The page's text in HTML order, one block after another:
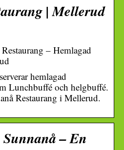
| Mellerud
– Hemlagad
hemlagad
Lunchbuffé och helgbuffé.
Restaurang i Mellerud.
– En